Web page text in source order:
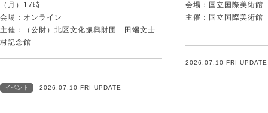
（月）17時
会場：オンライン
主催：（公財）北区文化振興財団 田端文士
村記念館
イベント 2026.07.10 FRI UPDATE
会場：国立国際美術
主催：国立国際美術館
2026.07.10 FRI UPDATE